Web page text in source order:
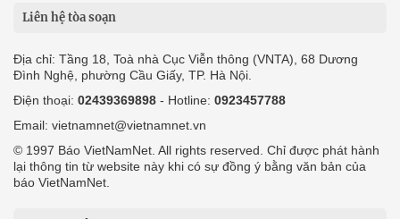
Liên hệ tòa soạn
Địa chỉ: Tầng 18, Toà nhà Cục Viễn thông (VNTA), 68 Dương
Đình Nghệ, phường Cầu Giấy, TP. Hà Nội.
Điện thoại: 02439369898 - Hotline: 0923457788
Email: vietnamnet@vietnamnet.vn
© 1997 Báo VietNamNet. All rights reserved. Chỉ được phát hành
lại thông tin từ website này khi có sự đồng ý bằng văn bản của
báo VietNamNet.